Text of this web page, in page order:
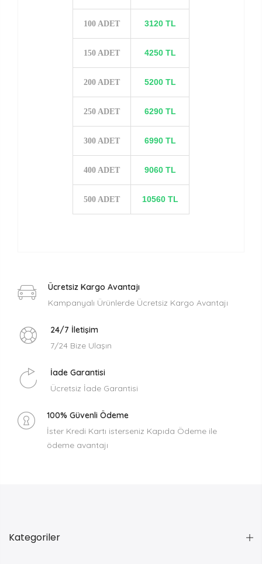
100 ADET 3120 TL
150 ADET 4250 TL
200 ADET 5200 TL
250 ADET 6290 TL
300 ADET 6990 TL
400 ADET 9060 TL
500 ADET 10560 TL
Ücretsiz Kargo Avantajı
Kampanyalı Ürünlerde Ücretsiz Kargo Avantajı
24/7 İletişim
7/24 Bize Ulaşın
İade Garantisi
Ücretsiz İade Garantisi
100% Güvenli Ödeme
İster Kredi Kartı isterseniz Kapıda Ödeme ile
ödeme avantajı
Kategoriler